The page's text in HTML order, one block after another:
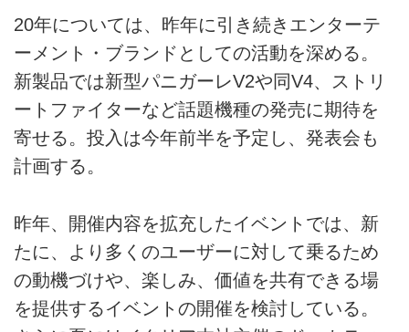
20年については、昨年に引き続きエンターテ
ーメント・ブランドとしての活動を深める。
新製品では新型パニガーレV2や同V4、ストリ
ートファイターなど話題機種の発売に期待を
寄せる。投入は今年前半を予定し、発表会も
計画する。
昨年、開催内容を拡充したイベントでは、新
たに、より多くのユーザーに対して乗るため
の動機づけや、楽しみ、価値を共有できる場
を提供するイベントの開催を検討している。